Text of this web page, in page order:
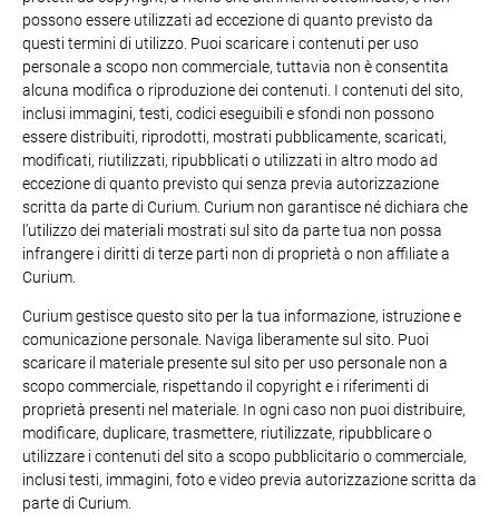
possono essere utilizzati ad eccezione di quanto previsto da
questi termini di utilizzo. Puoi scaricare i contenuti per uso
personale a scopo non commerciale, tuttavia non è consentita
alcuna modifica o riproduzione dei contenuti. I contenuti del sito,
inclusi immagini, testi, codici eseguibili e sfondi non possono
essere distribuiti, riprodotti, mostrati pubblicamente, scaricati,
modificati, riutilizzati, ripubblicati o utilizzati in altro modo ad
eccezione di quanto previsto qui senza previa autorizzazione
scritta da parte di Curium. Curium non garantisce né dichiara che
l’utilizzo dei materiali mostrati sul sito da parte tua non possa
infrangere i diritti di terze parti non di proprietà o non affiliate a
Curium.
Curium gestisce questo sito per la tua informazione, istruzione e
comunicazione personale. Naviga liberamente sul sito. Puoi
scaricare il materiale presente sul sito per uso personale non a
scopo commerciale, rispettando il copyright e i riferimenti di
proprietà presenti nel materiale. In ogni caso non puoi distribuire,
modificare, duplicare, trasmettere, riutilizzate, ripubblicare o
utilizzare i contenuti del sito a scopo pubblicitario o commerciale,
inclusi testi, immagini, foto e video previa autorizzazione scritta da
parte di Curium.